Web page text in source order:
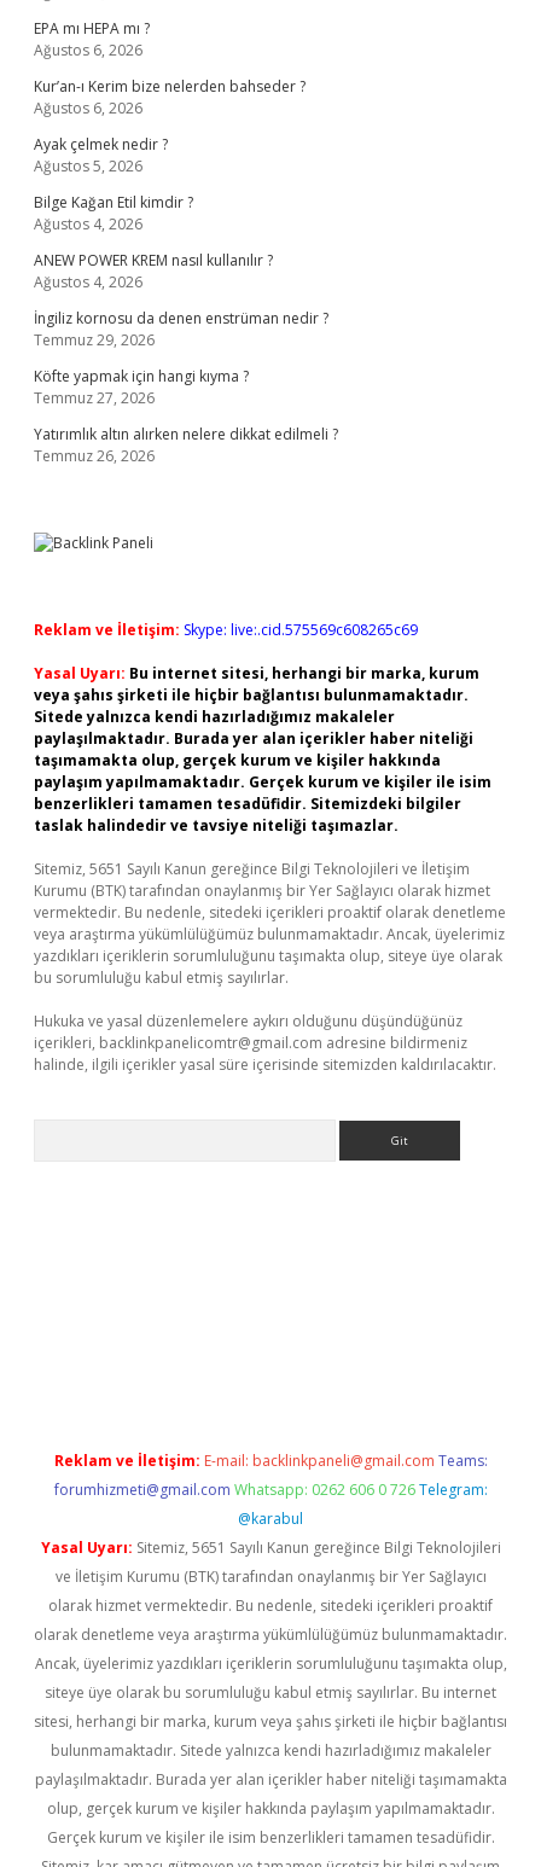
EPA mı HEPA mı ?
Ağustos 6, 2026
Kur’an-ı Kerim bize nelerden bahseder ?
Ağustos 6, 2026
Ayak çelmek nedir ?
Ağustos 5, 2026
Bilge Kağan Etil kimdir ?
Ağustos 4, 2026
ANEW POWER KREM nasıl kullanılır ?
Ağustos 4, 2026
İngiliz kornosu da denen enstrüman nedir ?
Temmuz 29, 2026
Köfte yapmak için hangi kıyma ?
Temmuz 27, 2026
Yatırımlık altın alırken nelere dikkat edilmeli ?
Temmuz 26, 2026
Reklam ve İletişim: Skype: live:.cid.575569c608265c69
Yasal Uyarı: Bu internet sitesi, herhangi bir marka, kurum
veya şahıs şirketi ile hiçbir bağlantısı bulunmamaktadır.
Sitede yalnızca kendi hazırladığımız makaleler
paylaşılmaktadır. Burada yer alan içerikler haber niteliği
taşımamakta olup, gerçek kurum ve kişiler hakkında
paylaşım yapılmamaktadır. Gerçek kurum ve kişiler ile isim
benzerlikleri tamamen tesadüfidir. Sitemizdeki bilgiler
taslak halindedir ve tavsiye niteliği taşımazlar.
Sitemiz, 5651 Sayılı Kanun gereğince Bilgi Teknolojileri ve İletişim
Kurumu (BTK) tarafından onaylanmış bir Yer Sağlayıcı olarak hizmet
vermektedir. Bu nedenle, sitedeki içerikleri proaktif olarak denetleme
veya araştırma yükümlülüğümüz bulunmamaktadır. Ancak, üyelerimiz
yazdıkları içeriklerin sorumluluğunu taşımakta olup, siteye üye olarak
bu sorumluluğu kabul etmiş sayılırlar.
Hukuka ve yasal düzenlemelere aykırı olduğunu düşündüğünüz
içerikleri, backlinkpanelicomtr@gmail.com adresine bildirmeniz
halinde, ilgili içerikler yasal süre içerisinde sitemizden kaldırılacaktır.
Reklam ve İletişim: E-mail: backlinkpaneli@gmail.com Teams:
forumhizmeti@gmail.com Whatsapp: 0262 606 0 726 Telegram:
@karabul
Yasal Uyarı: Sitemiz, 5651 Sayılı Kanun gereğince Bilgi Teknolojileri
ve İletişim Kurumu (BTK) tarafından onaylanmış bir Yer Sağlayıcı
olarak hizmet vermektedir. Bu nedenle, sitedeki içerikleri proaktif
olarak denetleme veya araştırma yükümlülüğümüz bulunmamaktadır.
Ancak, üyelerimiz yazdıkları içeriklerin sorumluluğunu taşımakta olup,
siteye üye olarak bu sorumluluğu kabul etmiş sayılırlar. Bu internet
sitesi, herhangi bir marka, kurum veya şahıs şirketi ile hiçbir bağlantısı
bulunmamaktadır. Sitede yalnızca kendi hazırladığımız makaleler
paylaşılmaktadır. Burada yer alan içerikler haber niteliği taşımamakta
olup, gerçek kurum ve kişiler hakkında paylaşım yapılmamaktadır.
Gerçek kurum ve kişiler ile isim benzerlikleri tamamen tesadüfidir.